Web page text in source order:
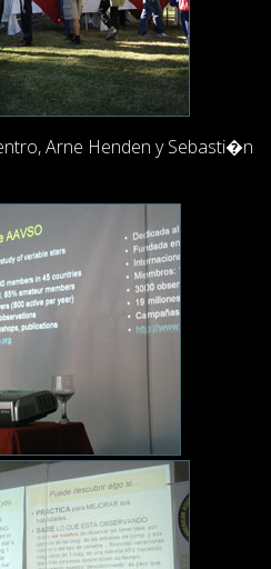
Arne Henden y Sebasti�n